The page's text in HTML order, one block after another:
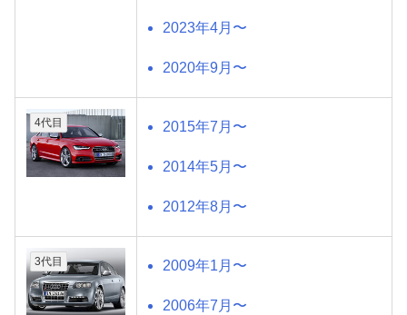
2023年4月〜
2020年9月〜
4代目 2015年7月〜
2014年5月〜
2012年8月〜
3代目 2009年1月〜
2006年7月〜